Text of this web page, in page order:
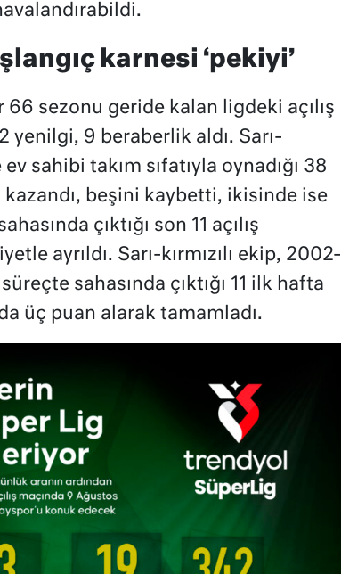
karnesi ‘pekiyi’
sezonu geride kalan ligdeki açılış
yenilgi, 9 beraberlik aldı. Sarı-
sahibi takım sıfatıyla oynadığı 38
kazandı, beşini kaybetti, ikisinde ise
çıktığı son 11 açılış
ayrıldı. Sarı-kırmızılı ekip, 2002-
sahasında çıktığı 11 ilk hafta
üç puan alarak tamamladı.